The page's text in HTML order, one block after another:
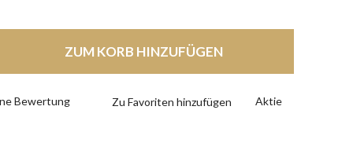
ZUM KORB HINZUFÜGEN
Bewertung Aktie